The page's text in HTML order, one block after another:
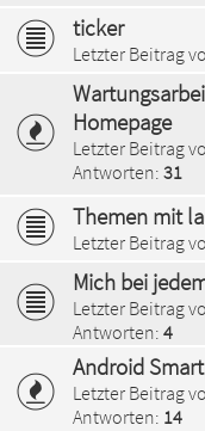
ticker
Letzter Beitrag
Homepage
Letzter Beitrag
Antworten: 31
Themen mit
Letzter Beitrag
Mich bei
Letzter Beitrag
Antworten: 4
Android
Letzter Beitrag
Antworten: 14